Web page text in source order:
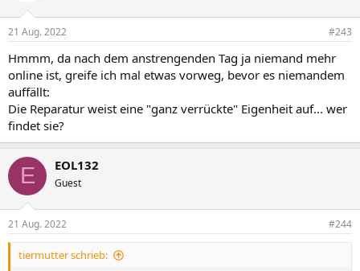
21 Aug. 2022 #243
Hmmm, da nach dem anstrengenden Tag ja niemand mehr
online ist, greife ich mal etwas vorweg, bevor es niemandem
auffällt:
Die Reparatur weist eine "ganz verrückte" Eigenheit auf... wer
findet sie?
E EOL132
Guest
21 Aug. 2022 #244
tiermutter schrieb: